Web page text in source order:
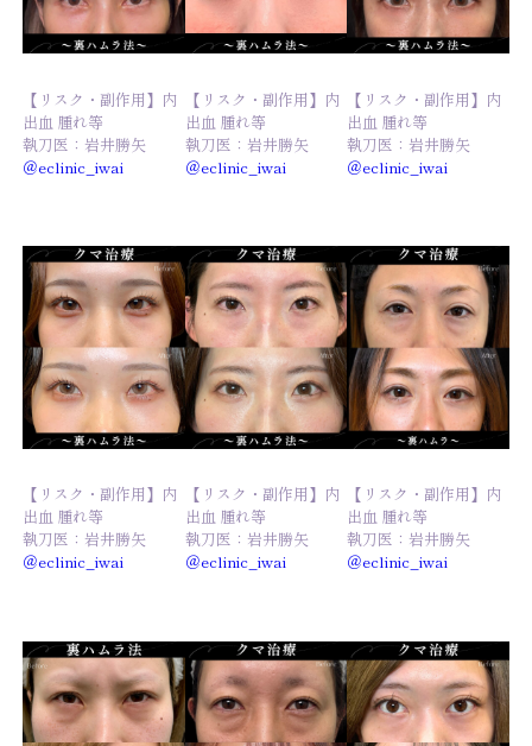
【リスク・副作用】内
出血 腫れ等
執刀医：岩井勝矢
＠eclinic_iwai
【リスク・副作用】内
出血 腫れ等
執刀医：岩井勝矢
＠eclinic_iwai
【リスク・副作用】内
出血 腫れ等
執刀医：岩井勝矢
＠eclinic_iwai
【リスク・副作用】内
出血 腫れ等
執刀医：岩井勝矢
＠eclinic_iwai
【リスク・副作用】内
出血 腫れ等
執刀医：岩井勝矢
＠eclinic_iwai
【リスク・副作用】内
出血 腫れ等
執刀医：岩井勝矢
＠eclinic_iwai